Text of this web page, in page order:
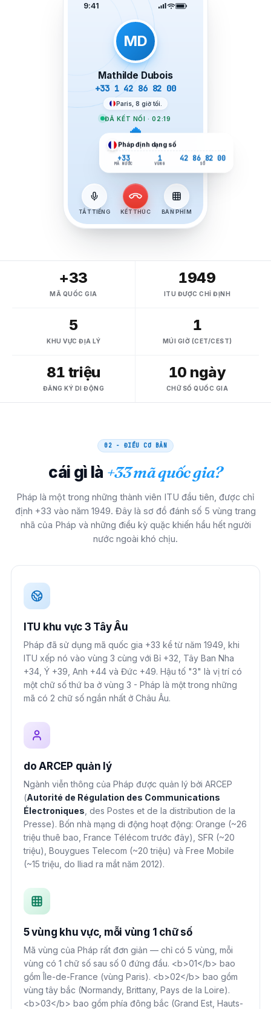
9:41
MD
Mathilde Dubois
+33 1 42 86 82 00
Paris, 8 giờ tối.
ĐÃ KẾT NỐI · 02:19
TẮT TIẾNG KẾT THÚC BÀN PHÍM
Phápđịnh dạng số
+33 1 42 86 82 00
+33
MÃ QUỐC GIA
1949
ITU ĐƯỢC CHỈ ĐỊNH
5
KHU VỰC ĐỊA LÝ
1
MÚI GIỜ (CET/CEST)
81 triệu
ĐĂNG KÝ DI ĐỘNG
10 ngày
CHỮ SỐ QUỐC GIA
02 - ĐIỀU CƠ BẢN
cái gì là +33 mã quốc gia?
Pháp là một trong những thành viên ITU đầu tiên, được chỉ
định +33 vào năm 1949. Đây là sơ đồ đánh số 5 vùng trang
nhã của Pháp và những điều kỳ quặc khiến hầu hết người
nước ngoài khó chịu.
ITU khu vực 3 Tây Âu
Pháp đã sử dụng mã quốc gia +33 kể từ năm 1949, khi
ITU xếp nó vào vùng 3 cùng với Bỉ +32, Tây Ban Nha
+34, Ý +39, Anh +44 và Đức +49. Hậu tố "3" là vị trí có
một chữ số thứ ba ở vùng 3 - Pháp là một trong những
mã có 2 chữ số ngắn nhất ở Châu Âu.
do ARCEP quản lý
Ngành viễn thông của Pháp được quản lý bởi ARCEP
(Autorité de Régulation des Communications
Électroniques , des Postes et de la distribution de la
Presse). Bốn nhà mạng di động hoạt động: Orange (~26
triệu thuê bao, France Télécom trước đây), SFR (~20
triệu), Bouygues Telecom (~20 triệu) và Free Mobile
(~15 triệu, do Iliad ra mắt năm 2012).
5 vùng khu vực, mỗi vùng 1 chữ số
Mã vùng của Pháp rất đơn giản — chỉ có 5 vùng, mỗi
vùng có 1 chữ số sau số 0 đứng đầu. <b>01</b> bao
gồm Île-de-France (vùng Paris). <b>02</b> bao gồm
vùng tây bắc (Normandy, Brittany, Pays de la Loire).
<b>03</b> bao gồm phía đông bắc (Grand Est, Hauts-